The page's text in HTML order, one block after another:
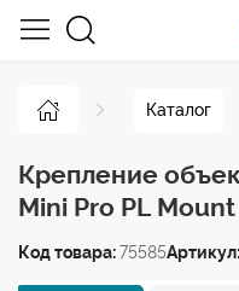
Каталог
Крепление
Mini Pro PL Mount
Код товара:75585Артикул: